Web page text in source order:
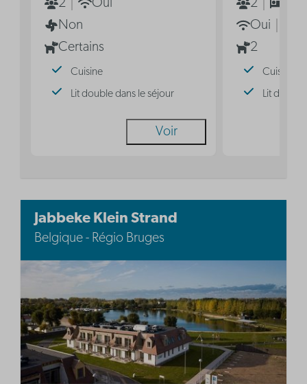
2
Oui
Non
Certains
Cuisine
Lit double dans le séjour
Voir
2
Oui
2
Cuisine
Lit double
Jabbeke Klein Strand
Belgique - Régio Bruges